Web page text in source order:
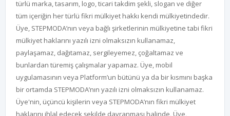
türlü marka, tasarım, logo, ticari takdim şekli, slogan ve diğer
tüm içeriğin her türlü fikri mülkiyet hakkı kendi mülkiyetindedir.
Üye, STEPMODA’nın veya bağlı şirketlerinin mülkiyetine tabi fikri
mülkiyet haklarını yazılı izni olmaksızın kullanamaz,
paylaşamaz, dağıtamaz, sergileyemez, çoğaltamaz ve
bunlardan türemiş çalışmalar yapamaz. Üye, mobil
uygulamasının veya Platform’un bütünü ya da bir kısmını başka
bir ortamda STEPMODA’nın yazılı izni olmaksızın kullanamaz.
Üye'nin, üçüncü kişilerin veya STEPMODA’nın fikri mülkiyet
haklarını ihlal edecek şekilde davranması halinde, Üye,